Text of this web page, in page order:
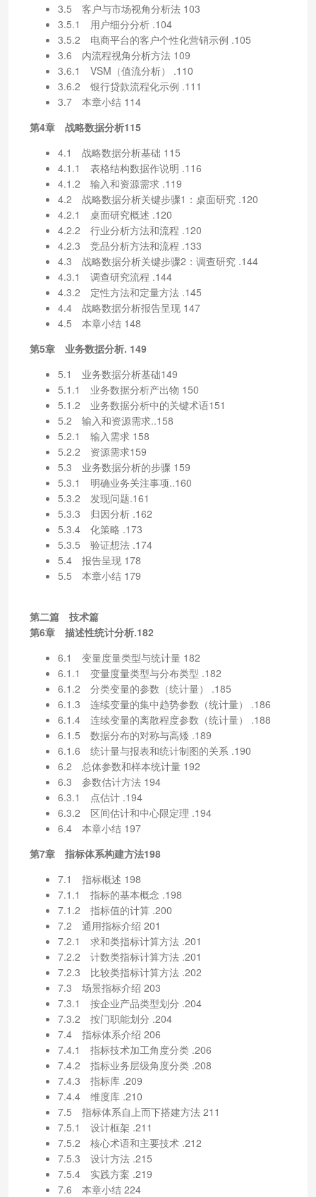
3.5 客户与市场视角分析法 103
3.5.1 用户细分分析 .104
3.5.2 电商平台的客户个性化营销示例 .105
3.6 内流程视角分析方法 109
3.6.1 VSM（值流分析） .110
3.6.2 银行贷款流程化示例 .111
3.7 本章小结 114
第4章 战略数据分析115
4.1 战略数据分析基础 115
4.1.1 表格结构数据作说明 .116
4.1.2 输入和资源需求 .119
4.2 战略数据分析关键步骤1：桌面研究 .120
4.2.1 桌面研究概述 .120
4.2.2 行业分析方法和流程 .120
4.2.3 竞品分析方法和流程 .133
4.3 战略数据分析关键步骤2：调查研究 .144
4.3.1 调查研究流程 .144
4.3.2 定性方法和定量方法 .145
4.4 战略数据分析报告呈现 147
4.5 本章小结 148
第5章 业务数据分析. 149
5.1 业务数据分析基础149
5.1.1 业务数据分析产出物 150
5.1.2 业务数据分析中的关键术语151
5.2 输入和资源需求..158
5.2.1 输入需求 158
5.2.2 资源需求159
5.3 业务数据分析的步骤 159
5.3.1 明确业务关注事项..160
5.3.2 发现问题.161
5.3.3 归因分析 .162
5.3.4 化策略 .173
5.3.5 验证想法 .174
5.4 报告呈现 178
5.5 本章小结 179
第二篇 技术篇
第6章 描述性统计分析.182
6.1 变量度量类型与统计量 182
6.1.1 变量度量类型与分布类型 .182
6.1.2 分类变量的参数（统计量） .185
6.1.3 连续变量的集中趋势参数（统计量） .186
6.1.4 连续变量的离散程度参数（统计量） .188
6.1.5 数据分布的对称与高矮 .189
6.1.6 统计量与报表和统计制图的关系 .190
6.2 总体参数和样本统计量 192
6.3 参数估计方法 194
6.3.1 点估计 .194
6.3.2 区间估计和中心限定理 .194
6.4 本章小结 197
第7章 指标体系构建方法198
7.1 指标概述 198
7.1.1 指标的基本概念 .198
7.1.2 指标值的计算 .200
7.2 通用指标介绍 201
7.2.1 求和类指标计算方法 .201
7.2.2 计数类指标计算方法 .201
7.2.3 比较类指标计算方法 .202
7.3 场景指标介绍 203
7.3.1 按企业产品类型划分 .204
7.3.2 按门职能划分 .204
7.4 指标体系介绍 206
7.4.1 指标技术加工角度分类 .206
7.4.2 指标业务层级角度分类 .208
7.4.3 指标库 .209
7.4.4 维度库 .210
7.5 指标体系自上而下搭建方法 211
7.5.1 设计框架 .211
7.5.2 核心术语和主要技术 .212
7.5.3 设计方法 .215
7.5.4 实践方案 .219
7.6 本章小结 224